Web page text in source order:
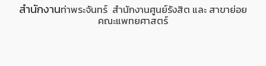
สำนักงานท่าพระจันทร์ สำนักงานศูนย์รังสิต และ สาขาย่อย
คณะแพทยศาสตร์